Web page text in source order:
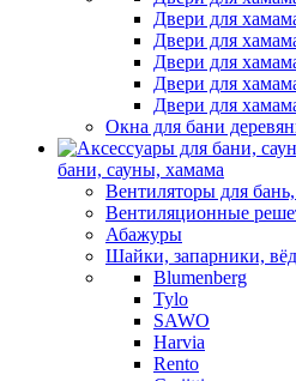
Двери для
Двери для
Двери для
Двери для
Двери для
Окна для бани
бани, сауны, хамама
Вентиляторы для
Вентиляционные
Абажуры
Шайки, запарники,
Blumenberg
Tylo
SAWO
Harvia
Rento